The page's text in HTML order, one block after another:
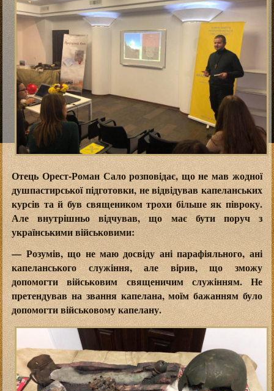
Отець Орест-Роман Сало розповідає, що не мав жодної
душпастирської підготовки, не відвідував капеланських
курсів та й був священиком трохи більше як півроку.
Але внутрішньо відчував, що має бути поруч з
українськими військовими:
— Розумів, що не маю досвіду ані парафіяльного, ані
капеланського служіння, але вірив, що зможу
допомогти військовим священичим служінням. Не
претендував на звання капелана, моїм бажанням було
допомогти військовому капелану.